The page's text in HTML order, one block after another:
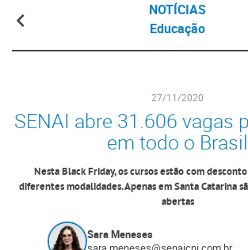
NOTÍCIAS
Educação
27/11/2020
SENAI abre 31.606 vagas
em todo o Brasil
Nesta Black Friday, os cursos estão com
diferentes modalidades. Apenas em Santa Catarina
abertas
Sara Meneses